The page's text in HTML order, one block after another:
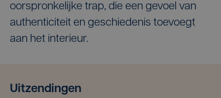
oorspronkelijke trap, die een gevoel van
authenticiteit en geschiedenis toevoegt
aan het interieur.
Uitzendingen